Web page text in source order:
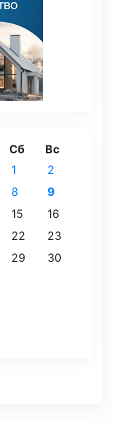
Сб Вс
1
2
8
9
15
16
22
23
29
30